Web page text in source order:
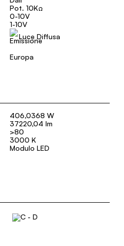
Pot. 10KΩ
0-10V
1-10V
Luce Diffusa
Europa
406,0368 W
37220,04 lm
>80
3000 K
Modulo LED